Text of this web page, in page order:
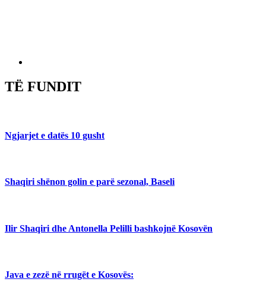
TË FUNDIT
Ngjarjet e datës 10 gusht
Shaqiri shënon golin e parë sezonal, Baseli
Ilir Shaqiri dhe Antonella Pelilli bashkojnë Kosovën
Java e zezë në rrugët e Kosovës: